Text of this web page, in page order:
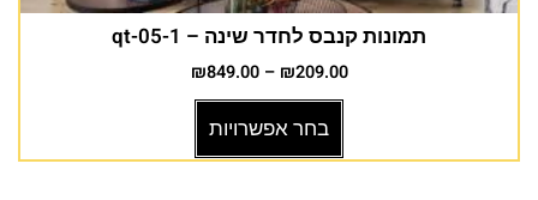
תמונות קנבס לחדר שינה – 1-qt-05
₪209.00
–
₪849.00
בחר אפשרויות